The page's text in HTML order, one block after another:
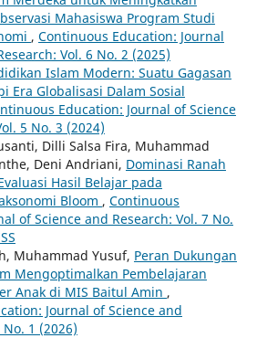
Mahasiswa Program Studi
, Continuous Education: Journal
Vol. 6 No. 2 (2025)
Islam Modern: Suatu Gagasan
Era Globalisasi Dalam Sosial
Education: Journal of Science
5 No. 3 (2024)
Dilli Salsa Fira, Muhammad
Deni Andriani, Dominasi Ranah
Hasil Belajar pada
Bloom , Continuous
of Science and Research: Vol. 7 No.
Muhammad Yusuf, Peran Dukungan
Mengoptimalkan Pembelajaran
Anak di MIS Baitul Amin ,
Journal of Science and
1 (2026)